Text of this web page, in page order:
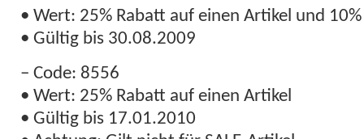
• Wert: 25% Rabatt auf einen Artikel und
• Gültig bis 30.08.2009
– Code: 8556
• Wert: 25% Rabatt auf einen Artikel
• Gültig bis 17.01.2010